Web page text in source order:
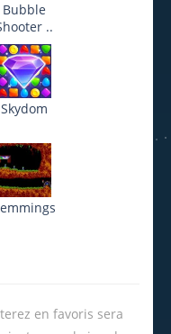
Bubble
..
Skydom
en favoris sera